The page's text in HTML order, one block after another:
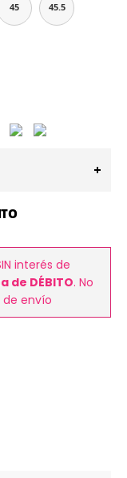
45 45.5
interés de
de DÉBITO. No
envío